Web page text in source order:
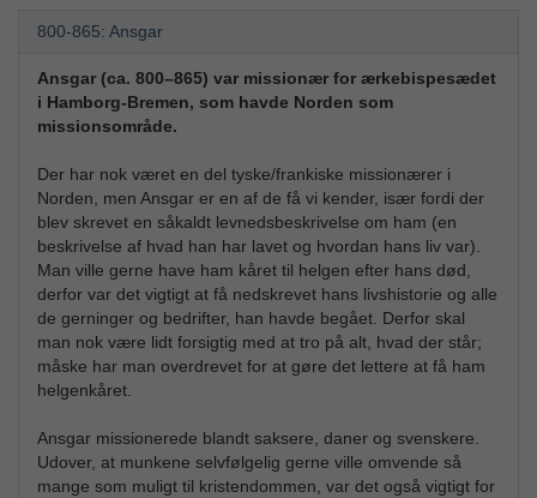
800-865: Ansgar
Ansgar (ca. 800–865) var missionær for ærkebispesædet
i Hamborg-Bremen, som havde Norden som
missionsområde.
Der har nok været en del tyske/frankiske missionærer i
Norden, men Ansgar er en af de få vi kender, især fordi der
blev skrevet en såkaldt levnedsbeskrivelse om ham (en
beskrivelse af hvad han har lavet og hvordan hans liv var).
Man ville gerne have ham kåret til helgen efter hans død,
derfor var det vigtigt at få nedskrevet hans livshistorie og alle
de gerninger og bedrifter, han havde begået. Derfor skal
man nok være lidt forsigtig med at tro på alt, hvad der står;
måske har man overdrevet for at gøre det lettere at få ham
helgenkåret.
Ansgar missionerede blandt saksere, daner og svenskere.
Udover, at munkene selvfølgelig gerne ville omvende så
mange som muligt til kristendommen, var det også vigtigt for